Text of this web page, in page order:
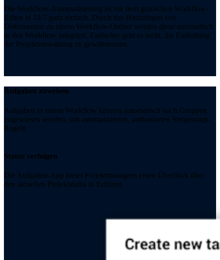
Die Workflow-Automatisierung ist mit dem grafischen Workflow-
Editor in 24/7 ganz einfach. Durch das Hinzufügen von
Dokumenten zu einem Workflow-Ordner werden diese automatisch
in den Workflow integriert. Einfacher geht es nicht, die Einhaltung
der Projektverwaltung zu gewährleisten.
Aufgaben zuweisen
Aufgaben in einem Workflow können automatisch nach Gruppen
zugewiesen werden, mit automatisierten, zeitbasierten Steigerungs-
Regeln.
Status verfolgen
Die Aufgaben-App bietet Projektmanagern einen Überblick über
den aktuellen Projektstatus in Echtzeit.